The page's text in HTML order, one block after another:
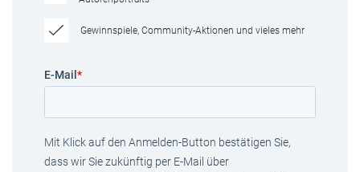
Gewinnspiele, Community-Aktionen und vieles mehr
E-Mail *
Mit Klick auf den Anmelden-Button bestätigen Sie,
dass wir Sie zukünftig per E-Mail über